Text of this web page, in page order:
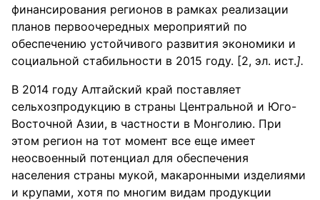
финансирования регионов в рамках реализации
планов первоочередных мероприятий по
обеспечению устойчивого развития экономики и
социальной стабильности в 2015 году. [2, эл. ист.].
В 2014 году Алтайский край поставляет
сельхозпродукцию в страны Центральной и Юго-
Восточной Азии, в частности в Монголию. При
этом регион на тот момент все еще имеет
неосвоенный потенциал для обеспечения
населения страны мукой, макаронными изделиями
и крупами, хотя по многим видам продукции